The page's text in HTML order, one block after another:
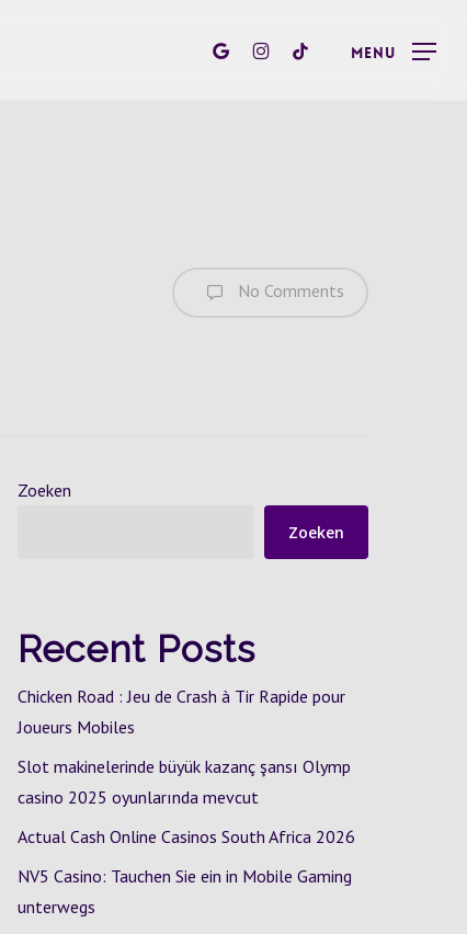
google-instagram
tiktok Menu
No Comments
Zoeken
Zoeken
Recent Posts
Chicken Road : Jeu de Crash à Tir Rapide pour
Joueurs Mobiles
Slot makinelerinde büyük kazanç şansı Olymp
casino 2025 oyunlarında mevcut
Actual Cash Online Casinos South Africa 2026
NV5 Casino: Tauchen Sie ein in Mobile Gaming
unterwegs